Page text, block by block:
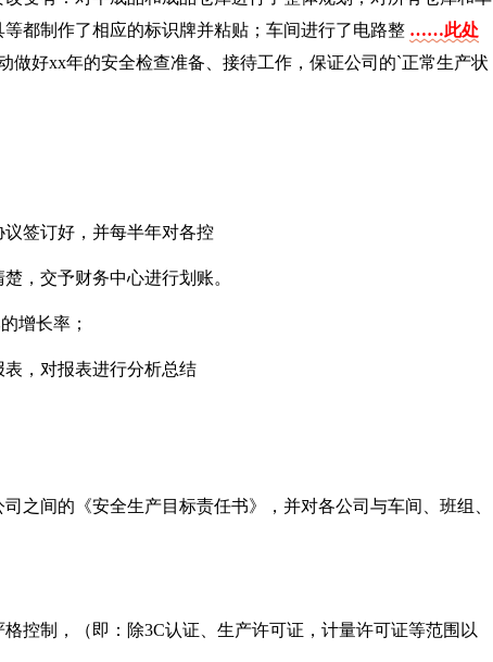
都制作了相应的标识牌并粘贴；车间进行了电路整 ……此处
做好xx年的安全检查准备、接待工作，保证公司的`正常生产状
签订好，并每半年对各控
，交予财务中心进行划账。
增长率；
，对报表进行分析总结
之间的《安全生产目标责任书》，并对各公司与车间、班组、
控制，（即：除3C认证、生产许可证，计量许可证等范围以